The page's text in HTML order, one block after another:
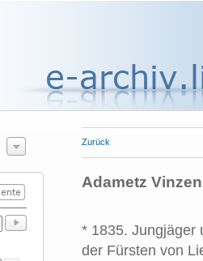
Zurück
Adametz
* 1835. Jungjäger
der Fürsten von